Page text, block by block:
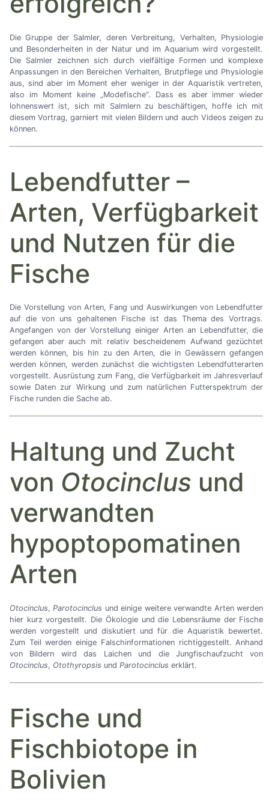
Die Gruppe der Salmler, deren Verbreitung, Verhalten, Physiologie
und Besonderheiten in der Natur und im Aquarium wird vorgestellt.
Die Salmler zeichnen sich durch vielfältige Formen und komplexe
Anpassungen in den Bereichen Verhalten, Brutpflege und Physiologie
aus, sind aber im Moment eher weniger in der Aquaristik vertreten,
also im Moment keine „Modefische“. Dass es aber immer wieder
lohnenswert ist, sich mit Salmlern zu beschäftigen, hoffe ich mit
diesem Vortrag, garniert mit vielen Bildern und auch Videos zeigen zu
können.
Lebendfutter –
Arten, Verfügbarkeit
und Nutzen für die
Fische
Die Vorstellung von Arten, Fang und Auswirkungen von Lebendfutter
auf die von uns gehaltenen Fische ist das Thema des Vortrags.
Angefangen von der Vorstellung einiger Arten an Lebendfutter, die
gefangen aber auch mit relativ bescheidenem Aufwand gezüchtet
werden können, bis hin zu den Arten, die in Gewässern gefangen
werden können, werden zunächst die wichtigsten Lebendfutterarten
vorgestellt. Ausrüstung zum Fang, die Verfügbarkeit im Jahresverlauf
sowie Daten zur Wirkung und zum natürlichen Futterspektrum der
Fische runden die Sache ab.
Haltung und Zucht
von Otocinclus und
verwandten
hypoptopomatinen
Arten
Otocinclus,Parotocinclus und einige weitere verwandte Arten werden
hier kurz vorgestellt. Die Ökologie und die Lebensräume der Fische
werden vorgestellt und diskutiert und für die Aquaristik bewertet.
Zum Teil werden einige Falschinformationen richtiggestellt. Anhand
von Bildern wird das Laichen und die Jungfischaufzucht von
Otocinclus, Otothyropsis und Parotocinclus erklärt.
Fische und
Fischbiotope in
Bolivien